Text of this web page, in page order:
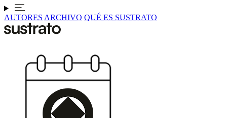
AUTORES ARCHIVO QUÉ ES SUSTRATO